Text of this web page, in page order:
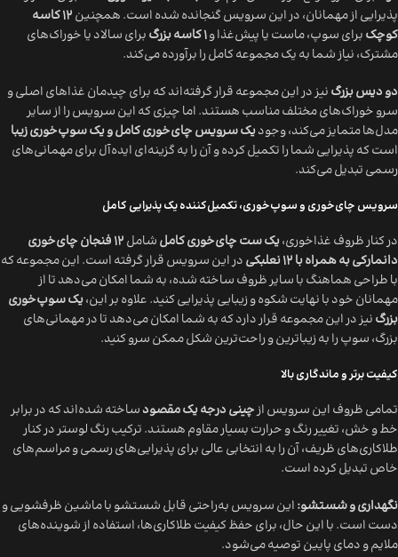
پذیرایی از مهمانان، در این سرویس گنجانده شده است. همچنین
12 کاسه
کوچکبرای سوپ، ماست یا پیش‌غذا و1 کاسه بزرگ
برای سالاد یا خوراک‌های
مشترک، نیاز شما به یک مجموعه کامل را برآورده می‌کند.
دو دیس بزرگنیز در این مجموعه قرار گرفته‌اند که برای چیدمان غذاهای اصلی و
سرو خوراک‌های مختلف مناسب هستند. اما چیزی که این سرویس را از سایر
مدل‌ها متمایز می‌کند، وجودیک سرویس چای‌خوری کامل و یک سوپ‌خوری زیبا
است که پذیرایی شما را تکمیل کرده و آن را به گزینه‌ای ایده‌آل برای مهمانی‌های
رسمی تبدیل می‌کند.
سرویس چای‌خوری و سوپ‌خوری، تکمیل‌کننده یک پذیرایی کامل
در کنار ظروف غذاخوری،یک ست چای‌خوری کاملشامل
12 فنجان چای‌خوری
دانمارکی به همراه با 12 نعلبکی
در این سرویس قرار گرفته است. این مجموعه که
با طراحی هماهنگ با سایر ظروف ساخته شده، به شما امکان می‌دهد تا از
مهمانان خود با نهایت شکوه و زیبایی پذیرایی کنید. علاوه بر این،یک سوپ‌خوری
بزرگنیز در این مجموعه قرار دارد که به شما امکان می‌دهد تا در مهمانی‌های
بزرگ، سوپ را به زیباترین و راحت‌ترین شکل ممکن سرو کنید.
کیفیت برتر و ماندگاری بالا
تمامی ظروف این سرویس ازچینی درجه یک مقصودساخته شده‌اند که در برابر
خط و خش، تغییر رنگ و حرارت بسیار مقاوم هستند. ترکیب رنگ لوستر در کنار
طلاکاری‌های ظریف، آن را به انتخابی عالی برای پذیرایی‌های رسمی و مراسم‌های
خاص تبدیل کرده است.
نگهداری و شستشو:این سرویس به‌راحتی قابل شستشو با ماشین ظرفشویی و
دست است. با این حال، برای حفظ کیفیت طلاکاری‌ها، استفاده از شوینده‌های
ملایم و دمای پایین توصیه می‌شود.